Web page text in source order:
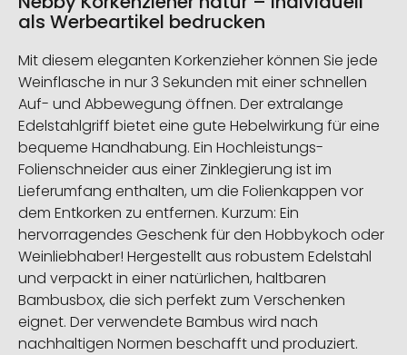
als Werbeartikel bedrucken
Mit diesem eleganten Korkenzieher können Sie jede
Weinflasche in nur 3 Sekunden mit einer schnellen
Auf- und Abbewegung öffnen. Der extralange
Edelstahlgriff bietet eine gute Hebelwirkung für eine
bequeme Handhabung. Ein Hochleistungs-
Folienschneider aus einer Zinklegierung ist im
Lieferumfang enthalten, um die Folienkappen vor
dem Entkorken zu entfernen. Kurzum: Ein
hervorragendes Geschenk für den Hobbykoch oder
Weinliebhaber! Hergestellt aus robustem Edelstahl
und verpackt in einer natürlichen, haltbaren
Bambusbox, die sich perfekt zum Verschenken
eignet. Der verwendete Bambus wird nach
nachhaltigen Normen beschafft und produziert.